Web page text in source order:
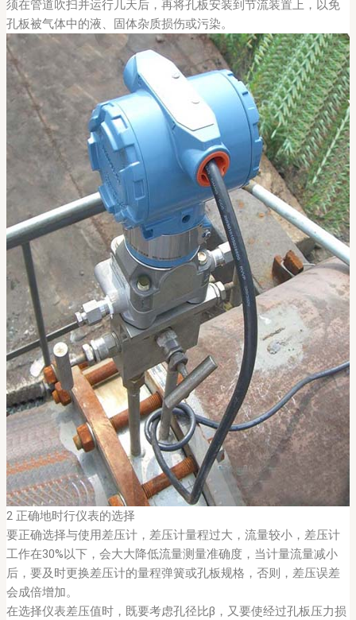
须在管道吹扫并运行几天后，再将孔板安装到节流装置上，以免
孔板被气体中的液、固体杂质损伤或污染。
2 正确地时行仪表的选择
要正确选择与使用差压计，差压计量程过大，流量较小，差压计
工作在30%以下，会大大降低流量测量准确度，当计量流量减小
后，要及时更换差压计的量程弹簧或孔板规格，否则，差压误差
会成倍增加。
在选择仪表差压值时，既要考虑孔径比β，又要使经过孔板压力损